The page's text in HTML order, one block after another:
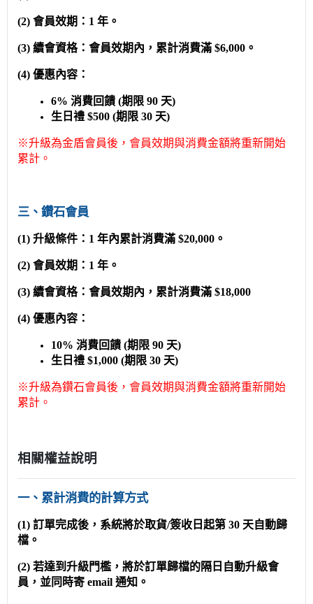
(2) 會員效期：1 年。
(3) 續會資格：會員效期內，累計消費滿 $6,000。
(4) 優惠內容：
6% 消費回饋 (期限 90 天)
生日禮 $500 (期限 30 天)
※升級為金盾會員後，會員效期與消費金額將重新開始
累計。
三、鑽石會員
(1) 升級條件：1 年內累計消費滿 $20,000。
(2) 會員效期：1 年。
(3) 續會資格：會員效期內，累計消費滿 $18,000
(4) 優惠內容：
10% 消費回饋 (期限 90 天)
生日禮 $1,000 (期限 30 天)
※升級為鑽石會員後，會員效期與消費金額將重新開始
累計。
相關權益說明
一、累計消費的計算方式
(1) 訂單完成後，系統將於取貨/簽收日起第 30 天自動歸
檔。
(2) 若達到升級門檻，將於訂單歸檔的隔日自動升級會
員，並同時寄 email 通知。